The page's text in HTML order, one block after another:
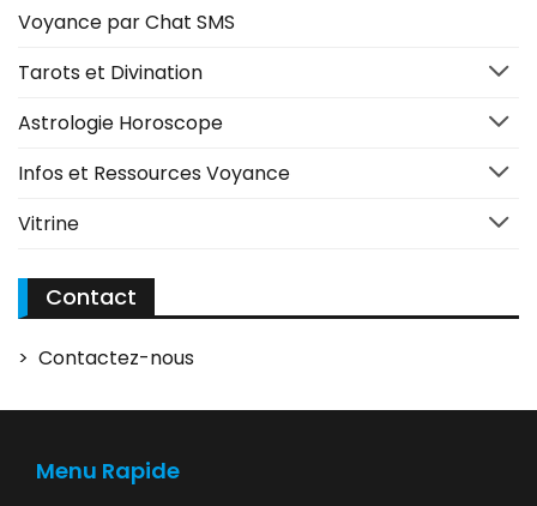
Voyance par Chat SMS
Tarots et Divination
Astrologie Horoscope
Infos et Ressources Voyance
Vitrine
Contact
> Contactez-nous
Menu Rapide